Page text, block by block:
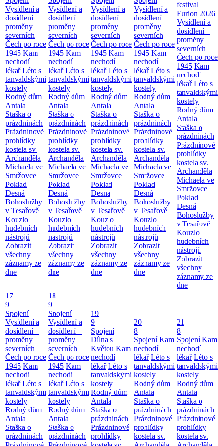
Vysídlení a
dosídlení –
proměny
severních
Čech po roce
1945 Kam
nechodí
lékař Léto s
tanvaldskými
kostely
Rodný dům
Antala
Staška o
prázdninách
Prázdninové
prohlídky
kostela sv.
Archanděla
Michaela ve
Smržovce
Poklad
Desná
Bohoslužby
v Tesařově
Kouzlo
hudebních
nástrojů
Zobrazit
všechny
záznamy ze
dne
Vysídlení a
dosídlení –
proměny
severních
Čech po roce
1945 Kam
nechodí
lékař Léto s
tanvaldskými
kostely
Rodný dům
Antala
Staška o
prázdninách
Prázdninové
prohlídky
kostela sv.
Archanděla
Michaela ve
Smržovce
Poklad
Desná
Bohoslužby
v Tesařově
Kouzlo
hudebních
nástrojů
Zobrazit
všechny
záznamy ze
dne
Vysídlení a
dosídlení –
proměny
severních
Čech po roce
1945 Kam
nechodí
lékař Léto s
tanvaldskými
kostely
Rodný dům
Antala
Staška o
prázdninách
Prázdninové
prohlídky
kostela sv.
Archanděla
Michaela ve
Smržovce
Poklad
Desná
Bohoslužby
v Tesařově
Kouzlo
hudebních
nástrojů
Zobrazit
všechny
záznamy ze
dne
Vysídlení a
dosídlení –
proměny
severních
Čech po roce
1945 Kam
nechodí
lékař Léto s
tanvaldskými
kostely
Rodný dům
Antala
Staška o
prázdninách
Prázdninové
prohlídky
kostela sv.
Archanděla
Michaela ve
Smržovce
Poklad
Desná
Bohoslužby
v Tesařově
Kouzlo
hudebních
nástrojů
Zobrazit
všechny
záznamy ze
dne
festival
Eurion 2026
Vysídlení a
dosídlení –
proměny
severních
Čech po roce
1945 Kam
nechodí
lékař Léto s
tanvaldskými
kostely
Rodný dům
Antala
Staška o
prázdninách
Prázdninové
prohlídky
kostela sv.
Archanděla
Michaela ve
Smržovce
Poklad
Desná
Bohoslužby
v Tesařově
Kouzlo
hudebních
nástrojů
Zobrazit
všechny
záznamy ze
dne
17
9
Spojení
Vysídlení a
dosídlení –
proměny
severních
Čech po roce
1945 Kam
nechodí
lékař Léto s
tanvaldskými
kostely
Rodný dům
Antala
Staška o
prázdninách
18
9
Spojení
Vysídlení a
dosídlení –
proměny
severních
Čech po roce
1945 Kam
nechodí
lékař Léto s
tanvaldskými
kostely
Rodný dům
Antala
Staška o
prázdninách
19
9
Spojení
Dílna s
Květou Kam
nechodí
lékař Léto s
tanvaldskými
kostely
Rodný dům
Antala
Staška o
prázdninách
Prázdninové
prohlídky
20
8
Spojení Kam
nechodí
lékař Léto s
tanvaldskými
kostely
Rodný dům
Antala
Staška o
prázdninách
Prázdninové
prohlídky
kostela sv.
21
8
Spojení Kam
nechodí
lékař Léto s
tanvaldskými
kostely
Rodný dům
Antala
Staška o
prázdninách
Prázdninové
prohlídky
kostela sv.